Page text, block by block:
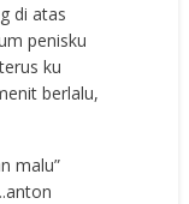
di atas
penisku
ku
berlalu,
malu”